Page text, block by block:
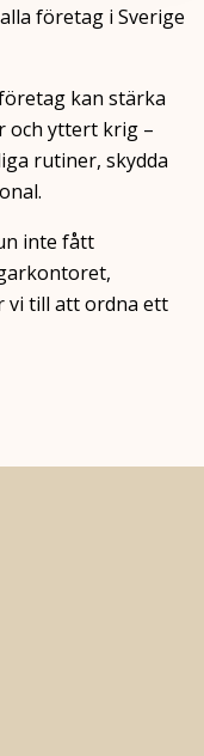
företag i Sverige
kan stärka
och yttert krig –
rutiner, skydda
inte fått
vi till att ordna ett